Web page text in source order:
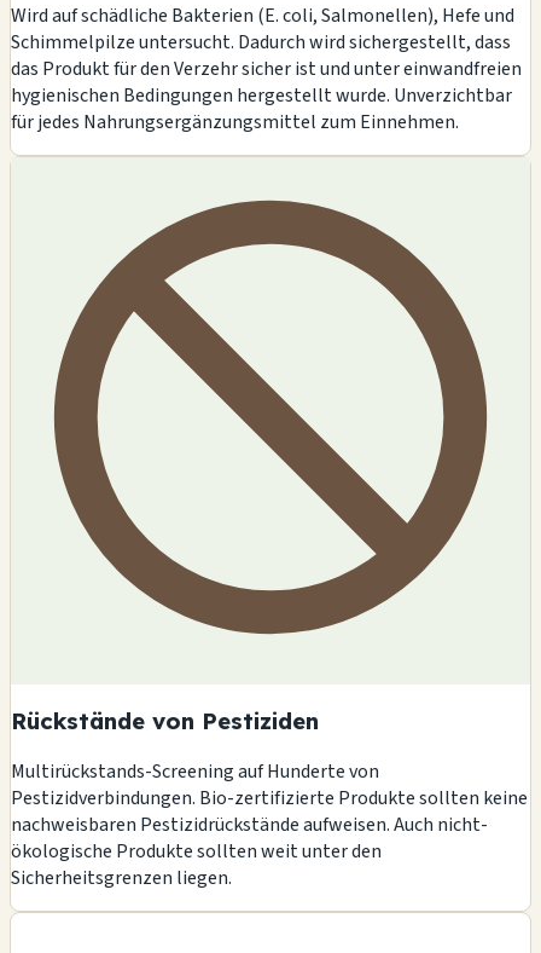
Wird auf schädliche Bakterien (E. coli, Salmonellen), Hefe und
Schimmelpilze untersucht. Dadurch wird sichergestellt, dass
das Produkt für den Verzehr sicher ist und unter einwandfreien
hygienischen Bedingungen hergestellt wurde. Unverzichtbar
für jedes Nahrungsergänzungsmittel zum Einnehmen.
Rückstände von Pestiziden
Multirückstands-Screening auf Hunderte von
Pestizidverbindungen. Bio-zertifizierte Produkte sollten keine
nachweisbaren Pestizidrückstände aufweisen. Auch nicht-
ökologische Produkte sollten weit unter den
Sicherheitsgrenzen liegen.